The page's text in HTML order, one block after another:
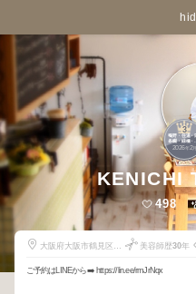
3
鴫野・住道・
条畷・緑橋・
切・布施・花園
2026年2月
KENICHI
498
大阪府大阪市鶴見区横
美容師歴30年
ご予約はLINEから➡️ https://lin.ee/rmJrNqx